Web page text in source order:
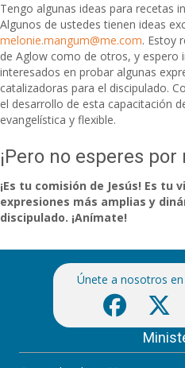
Tengo algunas ideas para recetas
Algunos de ustedes tienen ideas
melonie.mangum@me.com. Estoy
de Aglow como de otros, y espero
interesados ​​en probar algunas
catalizadoras para el discipulado.
el desarrollo de esta capacitación
evangelística y flexible.
¡Pero no esperes por
¡Es tu comisión de Jesús! Es tu
expresiones más amplias y
discipulado. ¡Anímate!
Únete a nosotros